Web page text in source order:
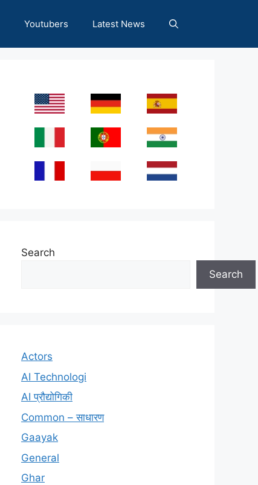
Youtubers Latest News
Search
Search
Actors
AI Technologi
AI प्रौद्योगिकी
Common – साधारण
Gaayak
General
Ghar